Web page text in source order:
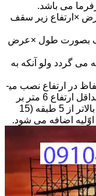
می باشد.
×ارتفاع زیر سقف
بصورت طول ×عرض
3 متر محاسبه می گردد ولو آنکه به
مبنای محاسبه داربستی که بصورت حفاظ در ارتفاع نصب می­
گردد بصورت طول کار در عرض در حداقل ارتفاع 6 متر بر
مبنای ریالی بند 2 محاسبه می گردد و بالاتر از 5 طبقه (15